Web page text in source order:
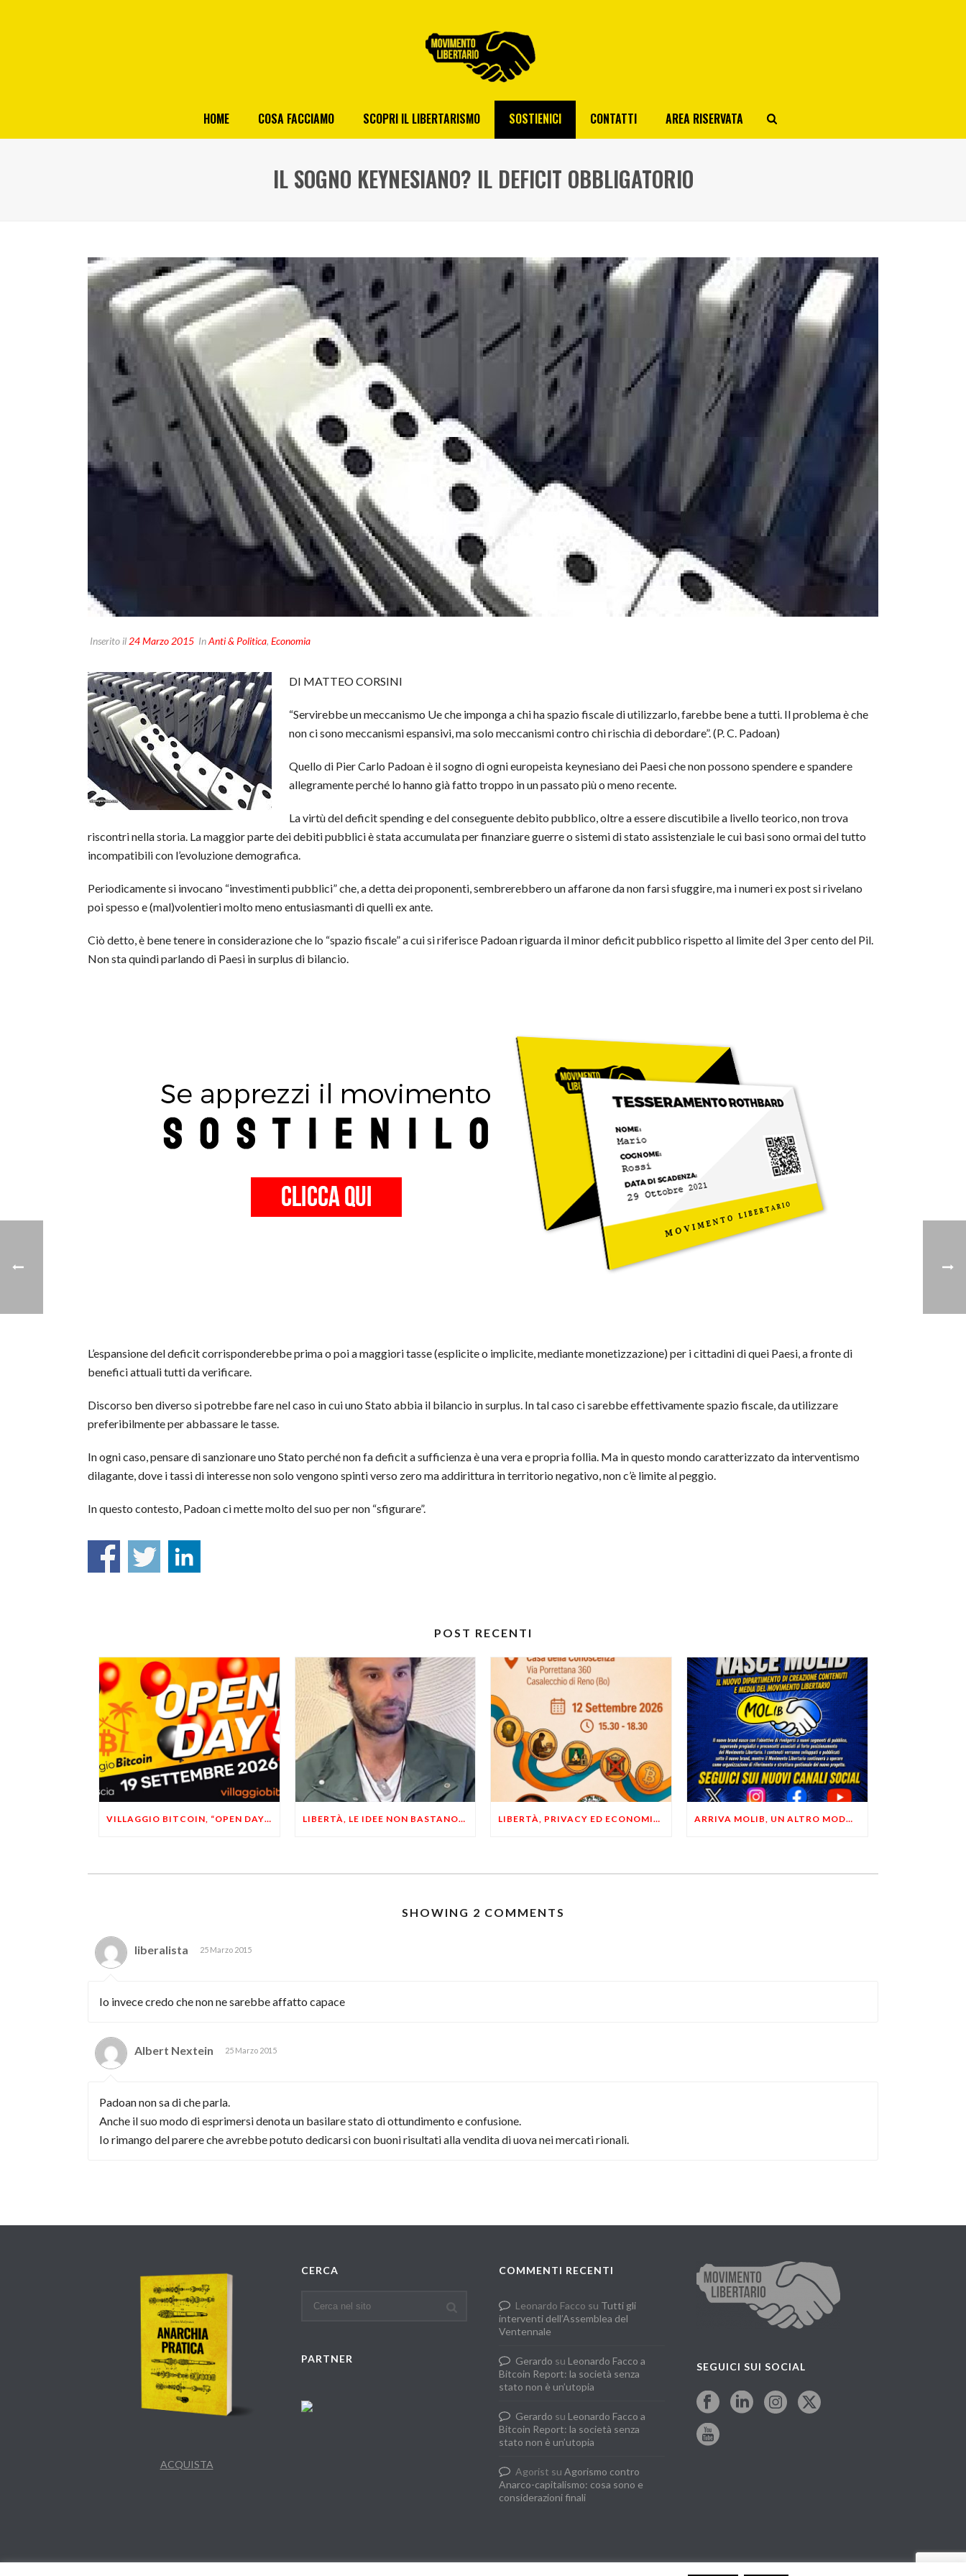
HOME COSA FACCIAMO SCOPRI IL LIBERTARISMO SOSTIENICI CONTATTI AREA RISERVATA
IL SOGNO KEYNESIANO? IL DEFICIT OBBLIGATORIO
Inserito il 24 Marzo 2015 InAnti & Politica, Economia
DI MATTEO CORSINI
“Servirebbe un meccanismo Ue che imponga a chi ha spazio fiscale di utilizzarlo, farebbe bene a tutti. Il problema è che
non ci sono meccanismi espansivi, ma solo meccanismi contro chi rischia di debordare”. (P. C. Padoan)
Quello di Pier Carlo Padoan è il sogno di ogni europeista keynesiano dei Paesi che non possono spendere e spandere
allegramente perché lo hanno già fatto troppo in un passato più o meno recente.
La virtù del deficit spending e del conseguente debito pubblico, oltre a essere discutibile a livello teorico, non trova
riscontri nella storia. La maggior parte dei debiti pubblici è stata accumulata per finanziare guerre o sistemi di stato assistenziale le cui basi sono ormai del tutto
incompatibili con l’evoluzione demografica.
Periodicamente si invocano “investimenti pubblici” che, a detta dei proponenti, sembrerebbero un affarone da non farsi sfuggire, ma i numeri ex post si rivelano
poi spesso e (mal)volentieri molto meno entusiasmanti di quelli ex ante.
Ciò detto, è bene tenere in considerazione che lo “spazio fiscale” a cui si riferisce Padoan riguarda il minor deficit pubblico rispetto al limite del 3 per cento del Pil.
Non sta quindi parlando di Paesi in surplus di bilancio.
L’espansione del deficit corrisponderebbe prima o poi a maggiori tasse (esplicite o implicite, mediante monetizzazione) per i cittadini di quei Paesi, a fronte di
benefici attuali tutti da verificare.
Discorso ben diverso si potrebbe fare nel caso in cui uno Stato abbia il bilancio in surplus. In tal caso ci sarebbe effettivamente spazio fiscale, da utilizzare
preferibilmente per abbassare le tasse.
In ogni caso, pensare di sanzionare uno Stato perché non fa deficit a sufficienza è una vera e propria follia. Ma in questo mondo caratterizzato da interventismo
dilagante, dove i tassi di interesse non solo vengono spinti verso zero ma addirittura in territorio negativo, non c’è limite al peggio.
In questo contesto, Padoan ci mette molto del suo per non “sfigurare”.
POST RECENTI
VILLAGGIO BITCOIN, “OPEN DAY 5”: LEONARDO FACCO OSPITE A BRESCIA LIBERTÀ, LE IDEE NON BASTANO! SERVONO ESEMPI E UN PO’ DI COERENZA LIBERTÀ, PRIVACY ED ECONOMIA DEL BUON SENSO: FACCO E MUSUMECI A CASALECCHIO DI RENO (BO) ARRIVA MOLIB, UN ALTRO MODO DI COMUNICARE LIBERTARIO
SHOWING 2 COMMENTS
liberalista 25 Marzo 2015
Io invece credo che non ne sarebbe affatto capace
Albert Nextein 25 Marzo 2015
Padoan non sa di che parla.
Anche il suo modo di esprimersi denota un basilare stato di ottundimento e confusione.
Io rimango del parere che avrebbe potuto dedicarsi con buoni risultati alla vendita di uova nei mercati rionali.
ACQUISTA
CERCA
PARTNER
COMMENTI RECENTI
Leonardo Facco su Tutti gli
interventi dell’Assemblea del
Ventennale
Gerardo su Leonardo Facco a
Bitcoin Report: la società senza
stato non è un’utopia
Gerardo su Leonardo Facco a
Bitcoin Report: la società senza
stato non è un’utopia
Agorist su Agorismo contro
Anarco-capitalismo: cosa sono e
considerazioni finali
SEGUICI SUI SOCIAL